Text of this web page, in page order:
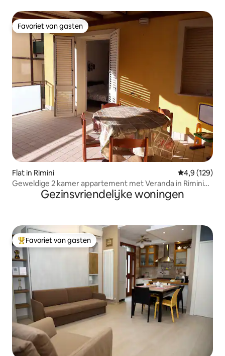
Favoriet van gasten
Favoriet van gasten
Flat in Rimini Gemiddelde
4,9 (129)
Geweldige 2 kamer appartement met Veranda in Rimini
Gezinsvriendelijke woningen
Topfavoriet van gasten
Favoriet van gasten